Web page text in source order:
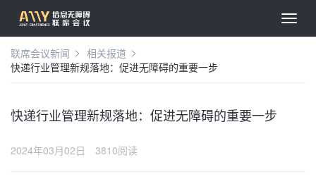
联席会议新闻
相关报道
快递行业管理新规落地：促进无障碍的重要一步
快递行业管理新规落地：促进无障碍的重要一步
2024年03月02日 3810阅读